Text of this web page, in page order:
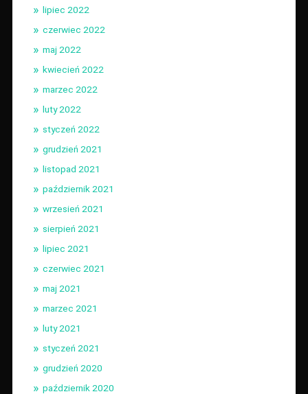
lipiec 2022
czerwiec 2022
maj 2022
kwiecień 2022
marzec 2022
luty 2022
styczeń 2022
grudzień 2021
listopad 2021
październik 2021
wrzesień 2021
sierpień 2021
lipiec 2021
czerwiec 2021
maj 2021
marzec 2021
luty 2021
styczeń 2021
grudzień 2020
październik 2020